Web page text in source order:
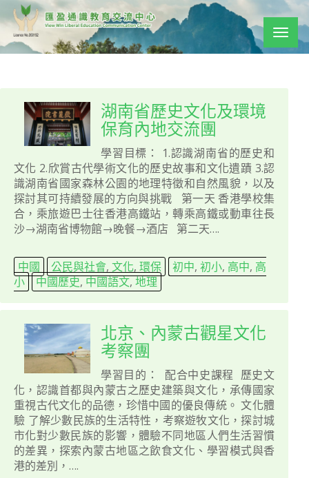
湖南省歷史文化及環境
保育內地交流團
學習目標： 1.認識湖南省的歷史和
文化 2.欣賞古代學術文化的歷史故事和文化遺蹟 3.認
識湖南省國家森林公園的地理特徵和自然風貌，以及
探討其可持續發展的方向與挑戰 第一天 香港學校集
合，乘旅遊巴士往香港高鐵站，轉乘高鐵或動車往長
沙→湖南省博物館→晚餐→酒店 第二天….
中國 公民與社會, 文化, 環保 初中, 初小, 高中, 高
小
中國歷史, 中國語文, 地理
北京、內蒙古觀星文化
考察團
學習目的： 配合中史課程 歷史文
化，認識首都與內蒙古之歷史建築與文化，承傳國家
重視古代文化的品德，珍惜中國的優良傳統。 文化體
驗 了解少數民族的生活特性，考察遊牧文化，探討城
市化對少數民族的影響，體驗不同地區人們生活習慣
的差異，探索內蒙古地區之飲食文化、學習模式與香
港的差別，….